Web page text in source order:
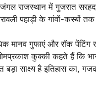
राजस्थान में गुजरात
पहाड़ी के गांवों-कस्बों
मानव गुफाएं और रॉक
कुक्की कहते हैं कि
बड़ा साक्ष्य है इतिहास का,